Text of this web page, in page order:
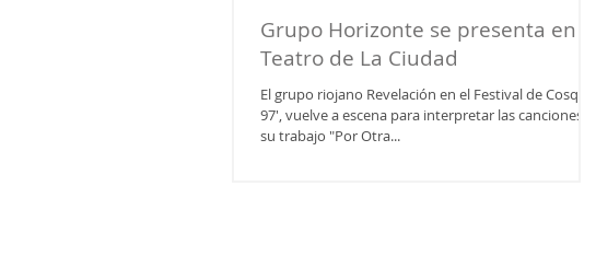
Grupo Horizonte se presenta en el
Teatro de La Ciudad
El grupo riojano Revelación en el Festival de Cosquín
97', vuelve a escena para interpretar las canciones de
su trabajo "Por Otra...